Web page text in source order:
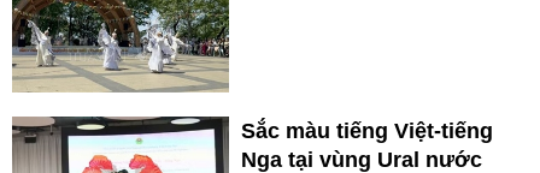
Sắc màu tiếng Việt-tiếng
Nga tại vùng Ural nước